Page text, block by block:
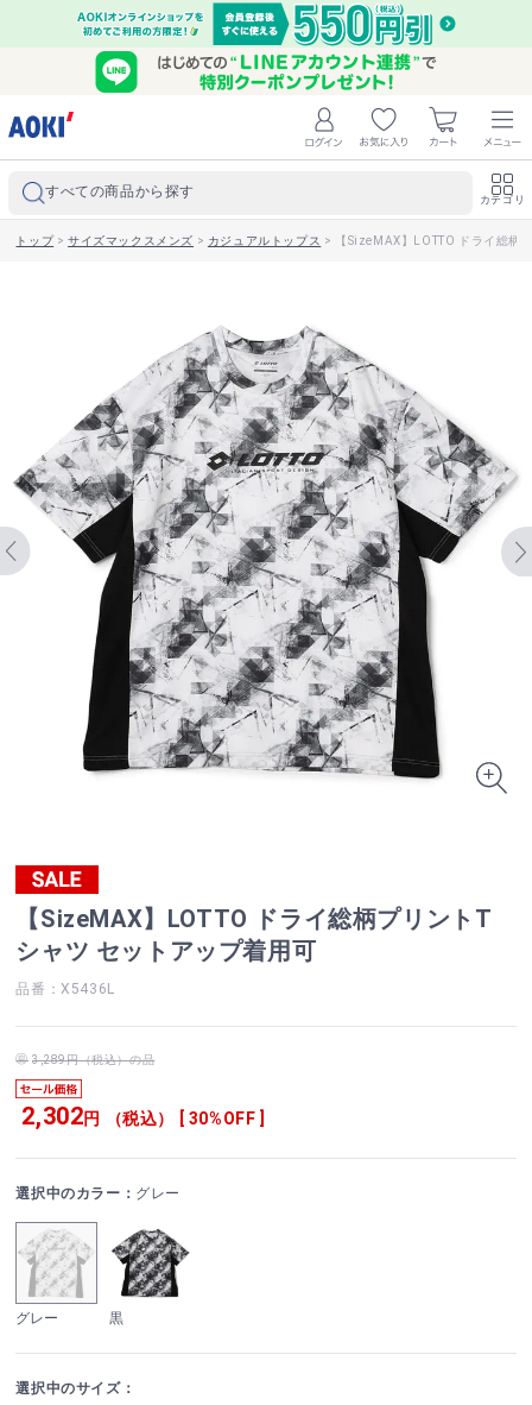
すべての商品から探す カテゴリ
トップ>サイズマックスメンズ > カジュアルトップス > 【SizeMAX】LOTTO ドライ総柄
【SizeMAX】LOTTO ドライ総柄プリントT
シャツ セットアップ着用可
品番：X5436L
3,289円（税込）の品
2,302円 （税込） [ 30%OFF ]
選択中のカラー： グレー
グレー 黒
選択中のサイズ：